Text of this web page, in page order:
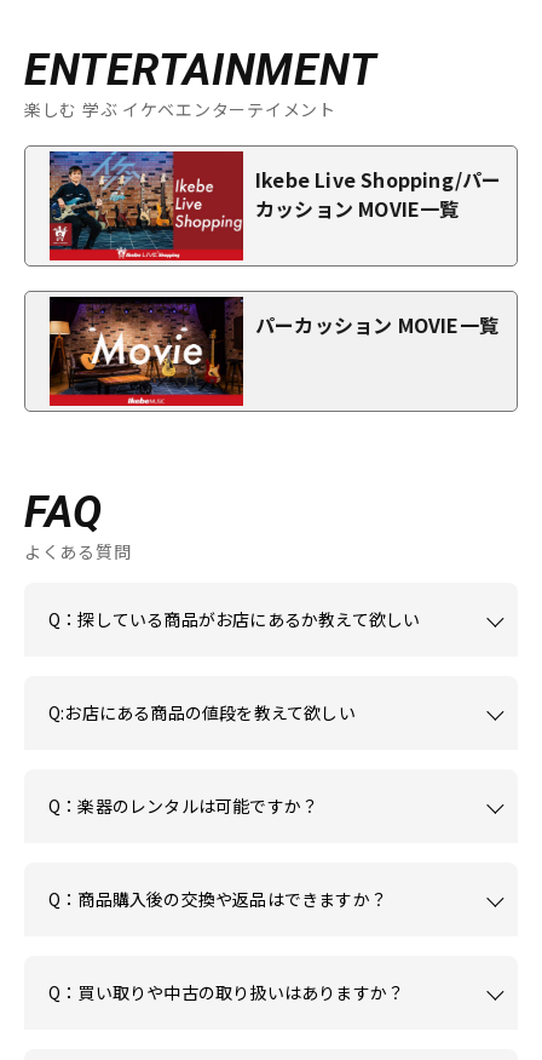
ENTERTAINMENT
楽しむ 学ぶ イケベエンターテイメント
Ikebe Live Shopping/パー
カッション MOVIE一覧
パーカッション MOVIE一覧
FAQ
よくある質問
Q：探している商品がお店にあるか教えて欲しい
Q:お店にある商品の値段を教えて欲しい
Q：楽器のレンタルは可能ですか？
Q：商品購入後の交換や返品はできますか？
Q：買い取りや中古の取り扱いはありますか？